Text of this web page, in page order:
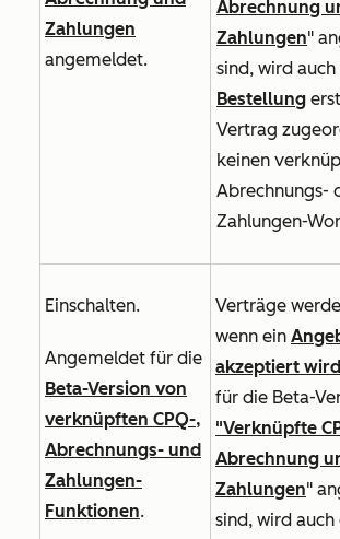
Zahlungen
angemeldet.
Abrechnung
Zahlungen"
sind, wird auch
Bestellung
Vertrag
keinen
Abrechnungs-
Zahlungen-
Einschalten.
Angemeldet für die
Beta-Version von
verknüpften CPQ-,
Abrechnungs- und
Zahlungen-
Funktionen.
Verträge
wenn ein
akzeptiert wird
für die Beta-
"Verknüpfte
Abrechnung
Zahlungen"
sind, wird auch